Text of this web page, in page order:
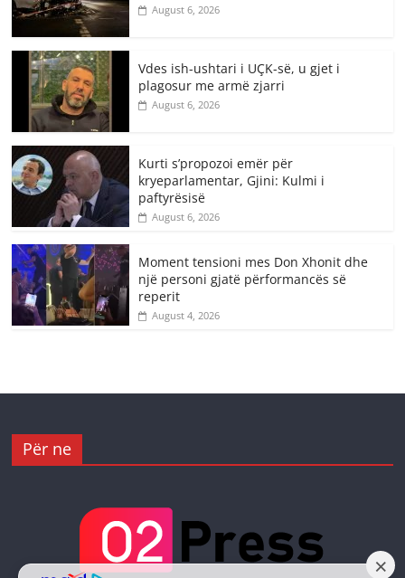
August 6, 2026
Vdes ish-ushtari i UÇK-së, u gjet i
plagosur me armë zjarri
August 6, 2026
Kurti s’propozoi emër për
kryeparlamentar, Gjini: Kulmi i
paftyrësisë
August 6, 2026
Moment tensioni mes Don Xhonit dhe
një personi gjatë përformancës së
reperit
August 4, 2026
Për ne